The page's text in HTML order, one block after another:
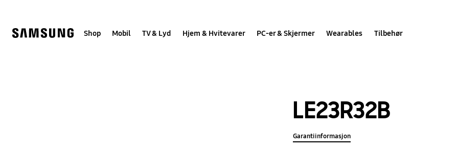
Shop Mobil TV & Lyd Hjem & Hvitevarer PC-er & Skjermer Wearables Tilbehør
LE23R32B
Garantiinformasjon